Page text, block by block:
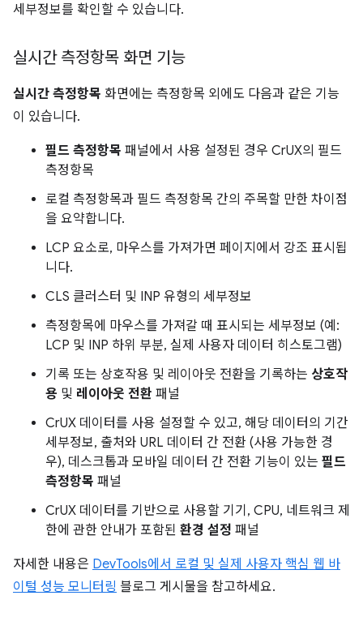
세부정보를 확인할 수 있습니다.
실시간 측정항목 화면 기능
실시간 측정항목 화면에는 측정항목 외에도 다음과 같은 기능
이 있습니다.
필드 측정항목 패널에서 사용 설정된 경우 CrUX의 필드
측정항목
로컬 측정항목과 필드 측정항목 간의 주목할 만한 차이점
을 요약합니다.
LCP 요소로, 마우스를 가져가면 페이지에서 강조 표시됩
니다.
CLS 클러스터 및 INP 유형의 세부정보
측정항목에 마우스를 가져갈 때 표시되는 세부정보 (예:
LCP 및 INP 하위 부분, 실제 사용자 데이터 히스토그램)
기록 또는 상호작용 및 레이아웃 전환을 기록하는 상호작
용 및 레이아웃 전환 패널
CrUX 데이터를 사용 설정할 수 있고, 해당 데이터의 기간
세부정보, 출처와 URL 데이터 간 전환 (사용 가능한 경
우), 데스크톱과 모바일 데이터 간 전환 기능이 있는 필드
측정항목 패널
CrUX 데이터를 기반으로 사용할 기기, CPU, 네트워크 제
한에 관한 안내가 포함된 환경 설정 패널
자세한 내용은 DevTools에서 로컬 및 실제 사용자 핵심 웹 바
이털 성능 모니터링 블로그 게시물을 참고하세요.